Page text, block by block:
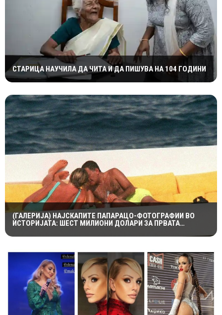
СТАРИЦА НАУЧИЛА ДА ЧИТА И ДА ПИШУВА НА 104 ГОДИНИ
(ГАЛЕРИЈА) НАЈСКАПИТЕ ПАПАРАЦО-ФОТОГРАФИИ ВО
ИСТОРИЈАТА: ШЕСТ МИЛИОНИ ДОЛАРИ ЗА ПРВАТА